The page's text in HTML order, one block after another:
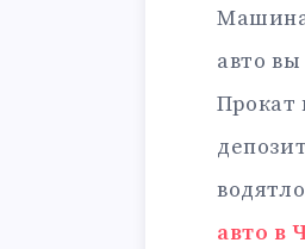
Машина
авто
Прокат
авто в